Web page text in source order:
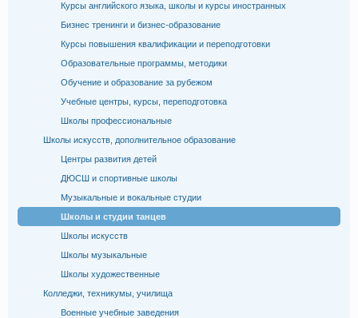
Курсы английского языка, школы и курсы иностранных
Бизнес тренинги и бизнес-образование
Курсы повышения квалификации и переподготовки
Образовательные программы, методики
Обучение и образование за рубежом
Учебные центры, курсы, переподготовка
Школы профессиональные
Школы искусств, дополнительное образование
Центры развития детей
ДЮСШ и спортивные школы
Музыкальные и вокальные студии
Школы и студии танцев
Школы искусств
Школы музыкальные
Школы художественные
Колледжи, техникумы, училища
Военные учебные заведения